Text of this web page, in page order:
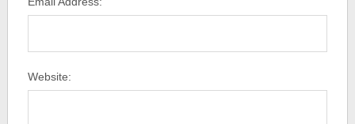
Website: